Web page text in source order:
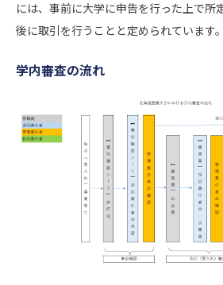
には、事前に大学に申告を行った上で所
後に取引を行うことと定められています。
学内審査の流れ